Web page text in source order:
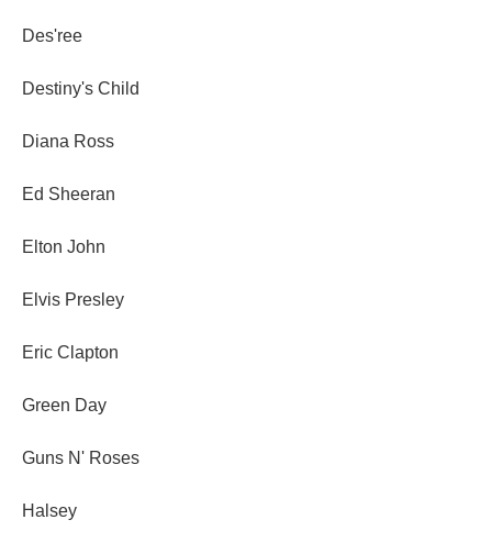
Des'ree
Destiny's Child
Diana Ross
Ed Sheeran
Elton John
Elvis Presley
Eric Clapton
Green Day
Guns N' Roses
Halsey